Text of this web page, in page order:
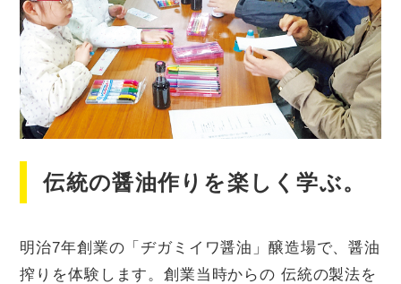
伝統の醤油作りを楽しく学ぶ。
明治7年創業の「ヂガミイワ醤油」醸造場で、醤油
搾りを体験します。創業当時からの 伝統の製法を